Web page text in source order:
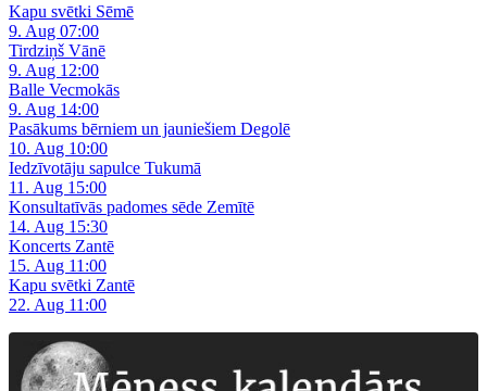
Kapu svētki Sēmē
9. Aug 07:00
Tirdziņš Vānē
9. Aug 12:00
Balle Vecmokās
9. Aug 14:00
Pasākums bērniem un jauniešiem Degolē
10. Aug 10:00
Iedzīvotāju sapulce Tukumā
11. Aug 15:00
Konsultatīvās padomes sēde Zemītē
14. Aug 15:30
Koncerts Zantē
15. Aug 11:00
Kapu svētki Zantē
22. Aug 11:00